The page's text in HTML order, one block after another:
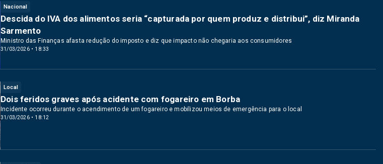
Nacional
31/03/2026 • 18:33
Descida do IVA dos alimentos seria “capturada por quem produz e distribui”, diz Miranda
Sarmento
Ministro das Finanças afasta redução do imposto e diz que impacto não chegaria aos consumidores
Local
31/03/2026 • 18:12
Dois feridos graves após acidente com fogareiro em Borba
Incidente ocorreu durante o acendimento de um fogareiro e mobilizou meios de emergência para o local